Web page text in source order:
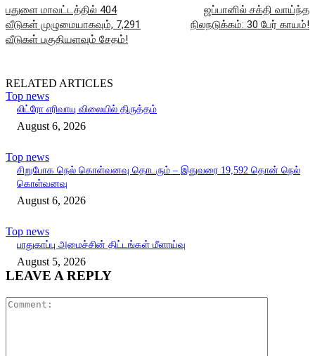
பதுளை மாவட்டத்தில் 404
வீடுகள் முழுமையாகவும், 7,291
வீடுகள் பகுதியளவும் சேதம்!
ஜப்பானில் சக்தி வாய்ந்த
நிலநடுக்கம்: 30 பேர் காயம்!
RELATED ARTICLES
Top news
லிட்ரோ எரிவாயு விலையில் திருத்தம்
August 6, 2026
Top news
சிறுபோக நெல் கொள்வனவு தொடரும் – இதுவரை 19,592 தொன் நெல்
கொள்வனவு
August 6, 2026
Top news
பாதுகாப்பு அமைச்சின் திட்டங்கள் மீளாய்வு
August 5, 2026
LEAVE A REPLY